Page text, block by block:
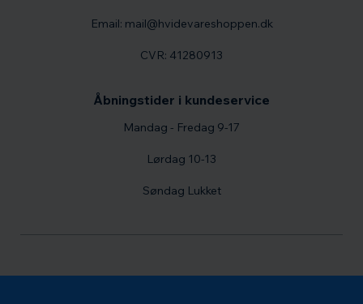
Email: mail@hvidevareshoppen.dk
CVR: 41280913
Åbningstider i kundeservice
Mandag - Fredag 9-17
Lørdag 10-13
Søndag Lukket